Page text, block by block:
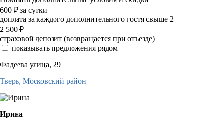
600 ₽ за сутки
доплата за каждого дополнительного гостя свыше 2
2 500 ₽
страховой депозит (возвращается при отъезде)
показывать предложения рядом
Фадеева улица, 29
Тверь, Московский район
Ирина